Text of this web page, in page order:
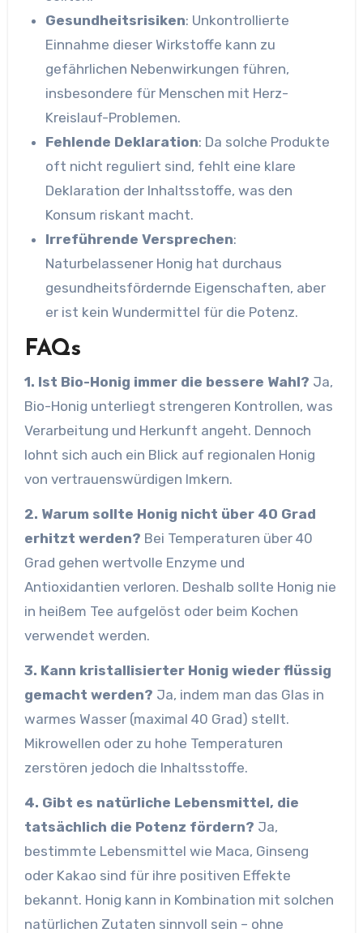
Gesundheitsrisiken: Unkontrollierte
Einnahme dieser Wirkstoffe kann zu
gefährlichen Nebenwirkungen führen,
insbesondere für Menschen mit Herz-
Kreislauf-Problemen.
Fehlende Deklaration: Da solche Produkte
oft nicht reguliert sind, fehlt eine klare
Deklaration der Inhaltsstoffe, was den
Konsum riskant macht.
Irreführende Versprechen:
Naturbelassener Honig hat durchaus
gesundheitsfördernde Eigenschaften, aber
er ist kein Wundermittel für die Potenz.
FAQs
1. Ist Bio-Honig immer die bessere Wahl? Ja,
Bio-Honig unterliegt strengeren Kontrollen, was
Verarbeitung und Herkunft angeht. Dennoch
lohnt sich auch ein Blick auf regionalen Honig
von vertrauenswürdigen Imkern.
2. Warum sollte Honig nicht über 40 Grad
erhitzt werden? Bei Temperaturen über 40
Grad gehen wertvolle Enzyme und
Antioxidantien verloren. Deshalb sollte Honig nie
in heißem Tee aufgelöst oder beim Kochen
verwendet werden.
3. Kann kristallisierter Honig wieder flüssig
gemacht werden? Ja, indem man das Glas in
warmes Wasser (maximal 40 Grad) stellt.
Mikrowellen oder zu hohe Temperaturen
zerstören jedoch die Inhaltsstoffe.
4. Gibt es natürliche Lebensmittel, die
tatsächlich die Potenz fördern? Ja,
bestimmte Lebensmittel wie Maca, Ginseng
oder Kakao sind für ihre positiven Effekte
bekannt. Honig kann in Kombination mit solchen
natürlichen Zutaten sinnvoll sein – ohne